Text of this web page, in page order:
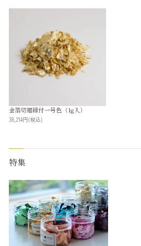
金箔切廻縁付一号色（1g入）
38,214円(税込)
特集